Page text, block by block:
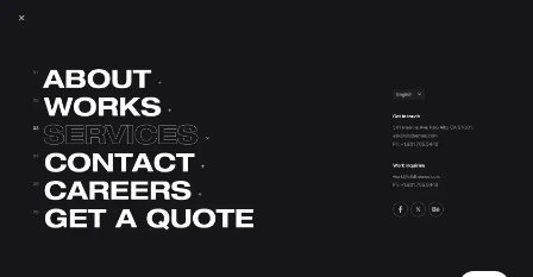
Skip
content
¿Hablamos?